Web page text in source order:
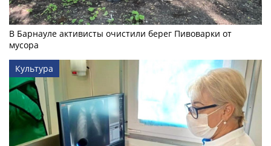
В Барнауле активисты очистили берег Пивоварки от
мусора
Культура